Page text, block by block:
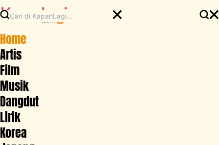
Home
Artis
Film
Musik
Dangdut
Lirik
Korea